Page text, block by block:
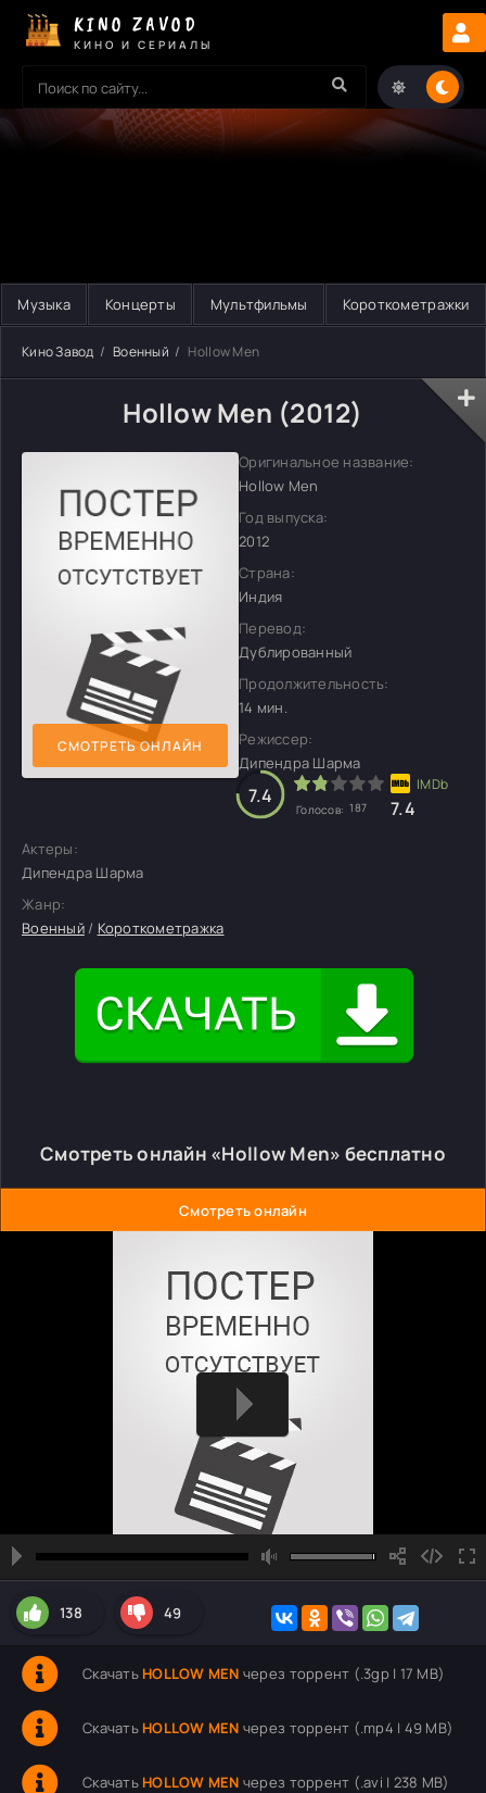
KINO ZAVOD
КИНО И СЕРИАЛЫ
Музыка Концерты Мультфильмы Короткометражки
Кино Завод Военный Hollow Men
Hollow Men (2012)
СМОТРЕТЬ ОНЛАЙН
Оригинальное название:
Hollow Men
Год выпуска:
2012
Страна:
Индия
Перевод:
Дублированный
Продолжительность:
14 мин.
Режиссер:
Дипендра Шарма
7.4
Голосов: 187 7.4
Актеры:
Дипендра Шарма
Жанр:
Военный/ Короткометражка
Смотреть онлайн «Hollow Men» бесплатно
Смотреть онлайн
138 49
Скачать HOLLOW MEN через торрент (.3gp | 17 MB)
Скачать HOLLOW MEN через торрент (.mp4 | 49 MB)
Скачать HOLLOW MEN через торрент (.avi | 238 MB)